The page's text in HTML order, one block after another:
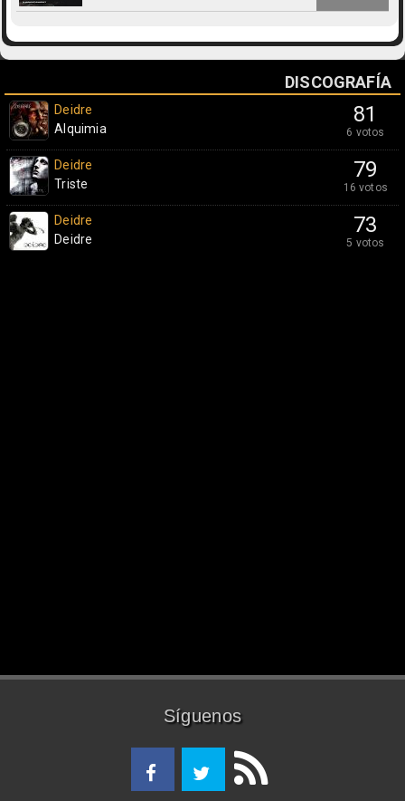
DISCOGRAFÍA
81
6 votos
Deidre
Alquimia
79
16 votos
Deidre
Triste
73
5 votos
Deidre
Deidre
Síguenos